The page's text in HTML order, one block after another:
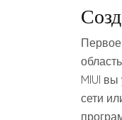
MIUI
сети